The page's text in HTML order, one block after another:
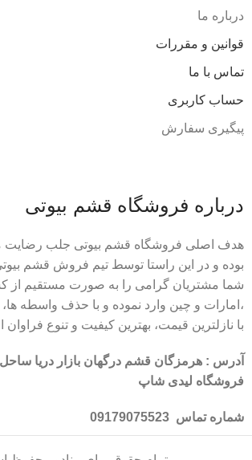
درباره ما
قوانین و مقررات
تماس با ما
حساب کاربری
پیگیری سفارش
درباره فروشگاه قشم بیوتی
هدف اصلی فروشگاه قشم بیوتی جلب رضایت
بوده و در این راستا توسط تیم فروش قشم
شما مشتریان گرامی را به صورت مستقیم از
،امارات و چین وارد نموده و با حذف واسطه ها،
با نازلترین قیمت، بهترین کیفیت و تنوع فراوان
فروشگاه لیدی شاپ
شماره تماس 09179075523